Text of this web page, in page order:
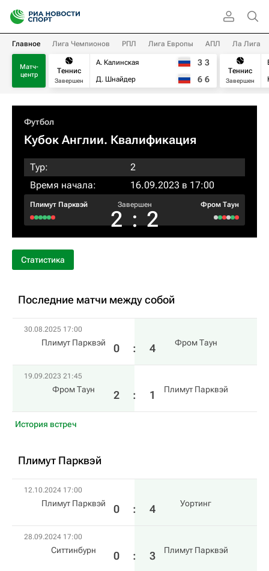
Главное Лига Чемпионов РПЛ Лига Европы АПЛ Ла Лига
Матч-
центр
Теннис
Завершен
А. Калинская
Д. Шнайдер
3 3
6 6
Теннис
Завершен
Футбол
Кубок Англии. Квалификация
Тур:
2
Время начала:
16.09.2023 в 17:00
Плимут Парквэй Завершен
2 : 2
Фром Таун
Статистика
Последние матчи между собой
30.08.2025 17:00
Плимут Парквэй 0 : 4 Фром Таун
19.09.2023 21:45
Фром Таун 2 : 1 Плимут Парквэй
История встреч
Плимут Парквэй
12.10.2024 17:00
Плимут Парквэй 0 : 4 Уортинг
28.09.2024 17:00
Ситтинбурн 0 : 3 Плимут Парквэй